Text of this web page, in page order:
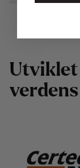
Utviklet
verdens